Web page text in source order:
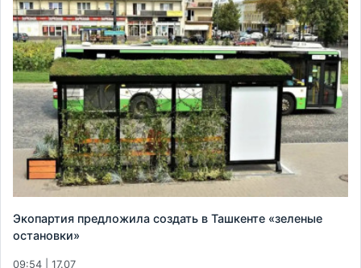
Экопартия предложила создать в Ташкенте «зеленые
остановки»
09:54 | 17.07